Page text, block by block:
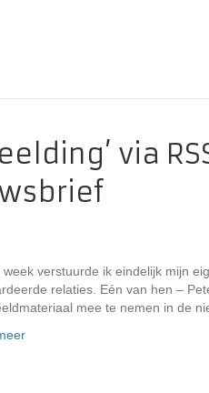
via
week verstuurde ik eindelijk mijn
relaties. Eén van hen –
mee te nemen in de